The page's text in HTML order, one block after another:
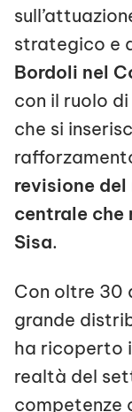
strategico e
Bordoli nel
con il ruolo
che si
revisione
centrale che
Sisa.
Con oltre 30
grande
ha ricoperto
realtà del
competenze